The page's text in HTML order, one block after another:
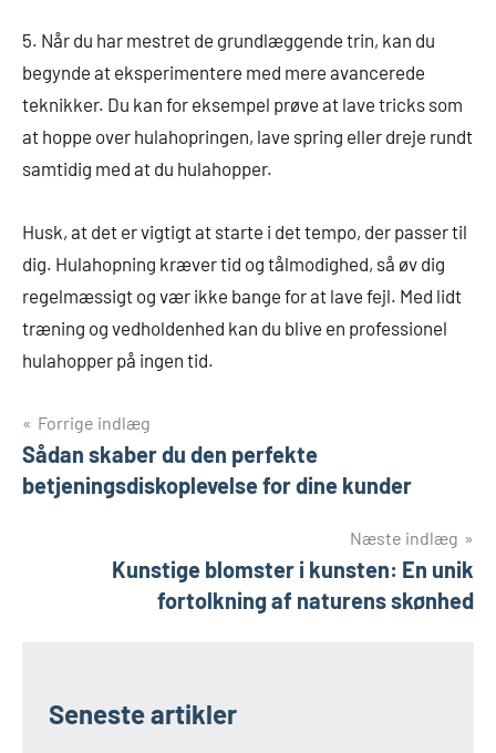
5. Når du har mestret de grundlæggende trin, kan du
begynde at eksperimentere med mere avancerede
teknikker. Du kan for eksempel prøve at lave tricks som
at hoppe over hulahopringen, lave spring eller dreje rundt
samtidig med at du hulahopper.
Husk, at det er vigtigt at starte i det tempo, der passer til
dig. Hulahopning kræver tid og tålmodighed, så øv dig
regelmæssigt og vær ikke bange for at lave fejl. Med lidt
træning og vedholdenhed kan du blive en professionel
hulahopper på ingen tid.
Indlægsnavigation
Forrige indlæg
Sådan skaber du den perfekte
betjeningsdiskoplevelse for dine kunder
Næste indlæg
Kunstige blomster i kunsten: En unik
fortolkning af naturens skønhed
Seneste artikler